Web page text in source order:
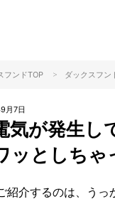
フンドTOP > ダックスフン
月7日
気が発生し
ッとしちゃ
紹介するのは、うっ